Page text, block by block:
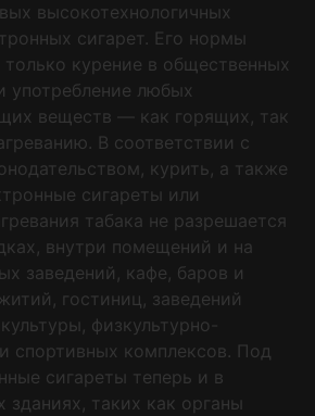
высокотехнологичных
сигарет. Его нормы
курение в общественных
употребление любых
веществ — как горящих, так
В соответствии с
курить, а также
сигареты или
табака не разрешается
внутри помещений и на
заведений, кафе, баров и
гостиниц, заведений
физкультурно-
спортивных комплексов. Под
сигареты теперь и в
таких как органы